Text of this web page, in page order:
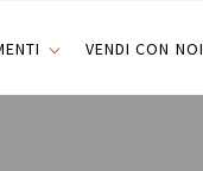
VENDI CON NOI